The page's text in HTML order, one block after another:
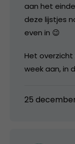
aan het
deze lijstjes
even in 😉
Het overzicht
week aan, in
25